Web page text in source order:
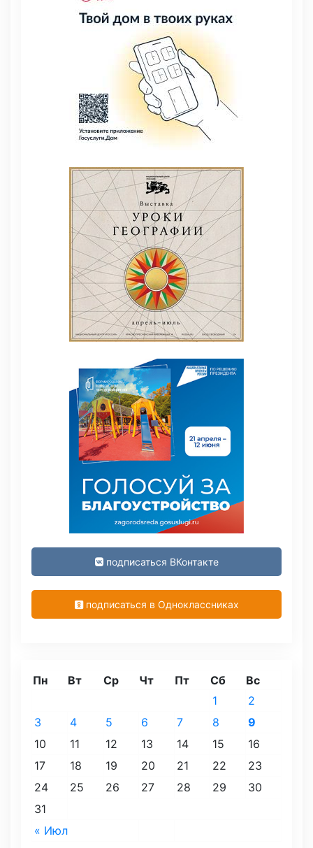
подписаться ВКонтакте
подписаться в Одноклассниках
Пн Вт Ср Чт Пт Сб Вс
« Июл
1
2
3
4 5 6 7 8
9
10
11 12 13 14 15
16
17
18 19 20 21 22
23
24
25 26 27 28 29
30
31